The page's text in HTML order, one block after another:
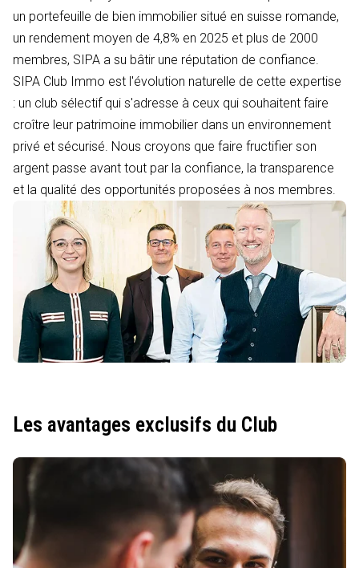
un portefeuille de bien immobilier situé en suisse romande,
un rendement moyen de 4,8% en 2025 et plus de 2000
membres, SIPA a su bâtir une réputation de confiance.
SIPA Club Immo est l'évolution naturelle de cette expertise
: un club sélectif qui s'adresse à ceux qui souhaitent faire
croître leur patrimoine immobilier dans un environnement
privé et sécurisé. Nous croyons que faire fructifier son
argent passe avant tout par la confiance, la transparence
et la qualité des opportunités proposées à nos membres.
Les avantages exclusifs du Club